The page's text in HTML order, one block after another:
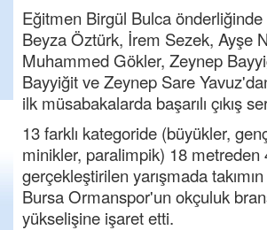
Eğitmen Birgül Bulca
Beyza Öztürk, İrem Sezek, Ayşe
Muhammed Gökler, Zeynep
Bayyiğit ve Zeynep Sare
ilk müsabakalarda başarılı çıkış
13 farklı kategoride (büyükler,
minikler, paralimpik) 18 metreden
gerçekleştirilen yarışmada
Bursa Ormanspor'un okçuluk
yükselişine işaret etti.